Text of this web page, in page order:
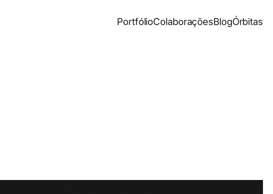
PortfólioColaboraçõesBlogÓrbitas